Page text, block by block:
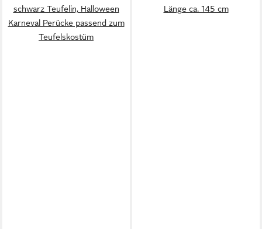
schwarz Teufelin, Halloween
Karneval Perücke passend zum
Teufelskostüm
Länge ca. 145 cm